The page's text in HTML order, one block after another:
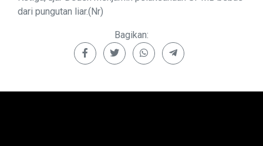
dari pungutan liar.(Nr)
Bagikan: